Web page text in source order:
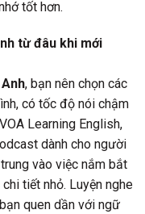
tốt hơn.
từ đâu khi mới
, bạn nên chọn các
có tốc độ nói chậm
Learning English,
dành cho người
vào việc nắm bắt
tiết nhỏ. Luyện nghe
quen dần với ngữ